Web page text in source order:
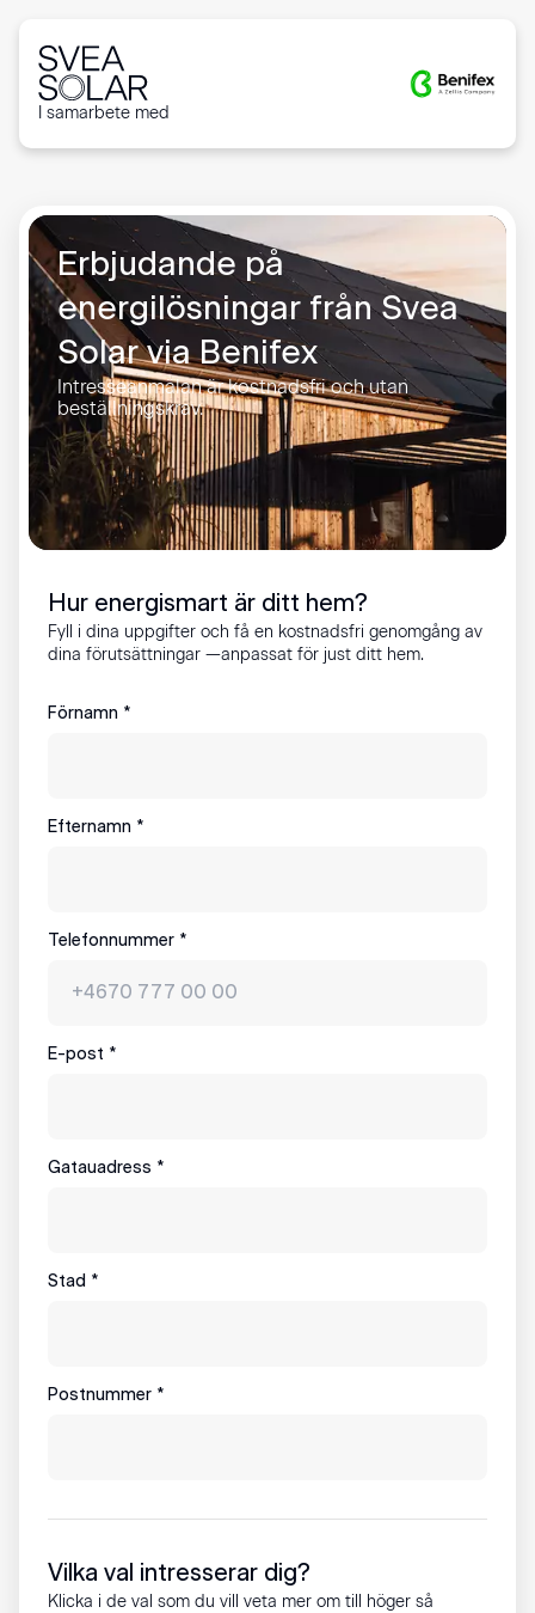
I samarbete med
Erbjudande på
energilösningar från Svea
Solar via Benifex
Intresseanmälan är kostnadsfri och utan
beställningskrav.
Hur energismart är ditt hem?
Fyll i dina uppgifter och få en kostnadsfri genomgång av
dina förutsättningar —anpassat för just ditt hem.
Förnamn *
Efternamn *
Telefonnummer *
E-post *
Gatauadress *
Stad *
Postnummer *
Vilka val intresserar dig?
Klicka i de val som du vill veta mer om till höger så